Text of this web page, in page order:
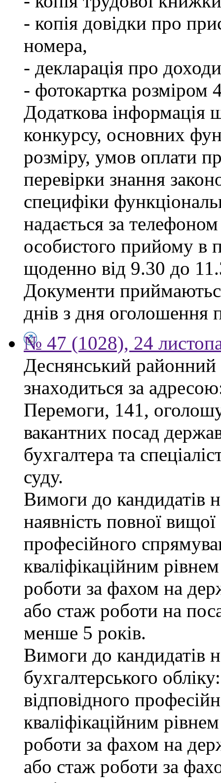
- копія довідки про
номера,
- декларація про
- фотокартка розміром
Додаткова інформація
конкурсу, основних
розміру, умов оплати
перевірки знання
специфіки
надається за
особистого прийому в
щоденно від 9.30 до
Документи
днів з дня оголошення
№ 47 (1028), 24
Деснянський
знаходиться за
Перемоги, 141,
вакантних посад
бухгалтера та
суду.
Вимоги до кандидатів
наявність повної вищої
професійного
кваліфікаційним
роботи за фахом на
або стаж роботи на
менше 5 років.
Вимоги до кандидатів
бухгалтерського
відповідного
кваліфікаційним
роботи за фахом на
або стаж роботи за